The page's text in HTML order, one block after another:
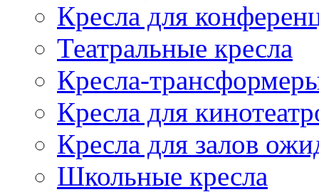
Кресла для
Театральные кресла
Кресла-
Кресла для
Кресла для залов
Школьные кресла